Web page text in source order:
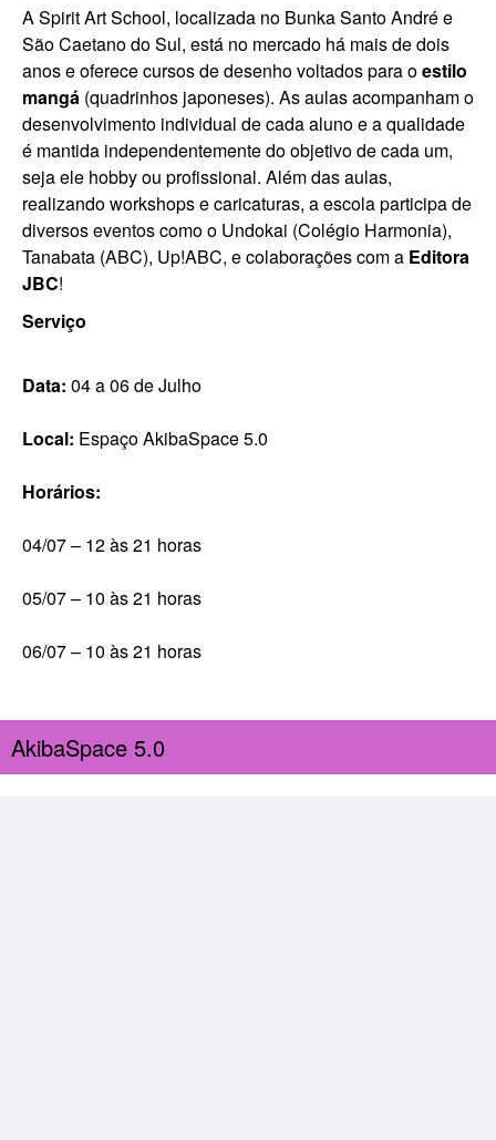
A Spirit Art School, localizada no Bunka Santo André e
São Caetano do Sul, está no mercado há mais de dois
anos e oferece cursos de desenho voltados para oestilo
mangá (quadrinhos japoneses). As aulas acompanham o
desenvolvimento individual de cada aluno e a qualidade
é mantida independentemente do objetivo de cada um,
seja ele hobby ou profissional. Além das aulas,
realizando workshops e caricaturas, a escola participa de
diversos eventos como o Undokai (Colégio Harmonia),
Tanabata (ABC), Up!ABC, e colaborações com a Editora
JBC!
Serviço
Data: 04 a 06 de Julho
Local: Espaço AkibaSpace 5.0
Horários:
04/07 – 12 às 21 horas
05/07 – 10 às 21 horas
06/07 – 10 às 21 horas
AkibaSpace 5.0